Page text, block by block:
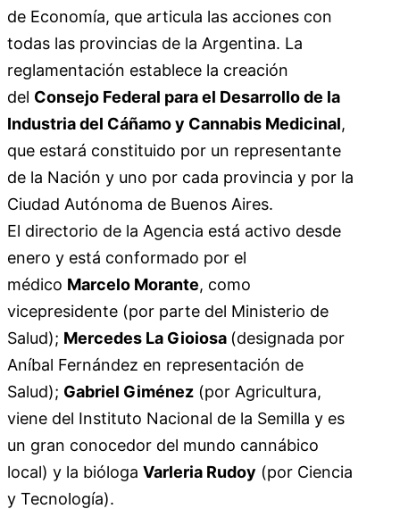
de Economía, que articula las acciones con
todas las provincias de la Argentina. La
reglamentación establece la creación
del Consejo Federal para el Desarrollo de la
Industria del Cáñamo y Cannabis Medicinal,
que estará constituido por un representante
de la Nación y uno por cada provincia y por la
Ciudad Autónoma de Buenos Aires.
El directorio de la Agencia está activo desde
enero y está conformado por el
médico Marcelo Morante, como
vicepresidente (por parte del Ministerio de
Salud); Mercedes La Gioiosa (designada por
Aníbal Fernández en representación de
Salud); Gabriel Giménez (por Agricultura,
viene del Instituto Nacional de la Semilla y es
un gran conocedor del mundo cannábico
local) y la bióloga Varleria Rudoy (por Ciencia
y Tecnología).